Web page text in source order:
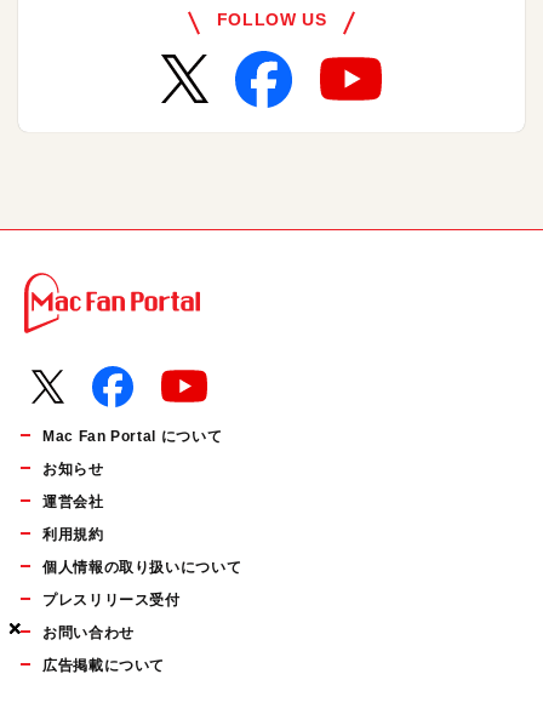
×
×
×
FOLLOW US
Mac Fan Portal について
お知らせ
運営会社
利用規約
個人情報の取り扱いについて
プレスリリース受付
お問い合わせ
広告掲載について